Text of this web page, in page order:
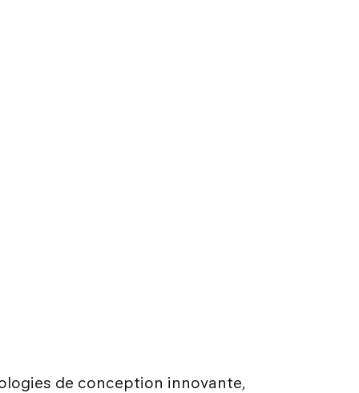
de conception innovante,